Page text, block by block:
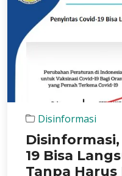
Disinformasi
19 Bisa
Tanpa